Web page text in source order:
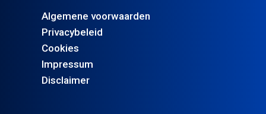
Algemene voorwaarden
Privacybeleid
Cookies
Impressum
Disclaimer